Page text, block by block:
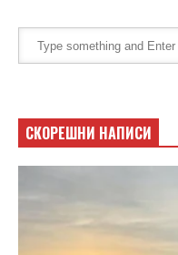
СКОРЕШНИ НАПИСИ